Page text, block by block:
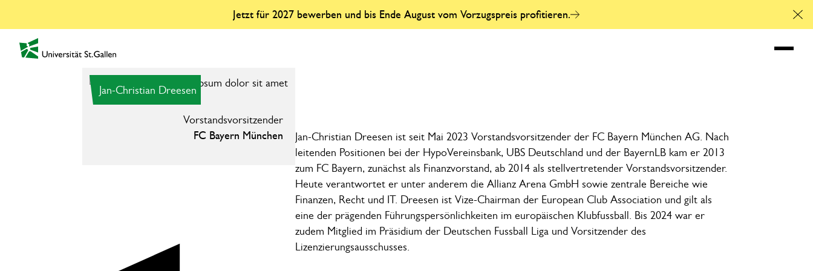
Jetzt für 2027 bewerben und bis Ende August vom Vorzugspreis profitieren.
zur Startseite
Jan-Christian Dreesen
Vorstands­vorsitzender
FC Bayern München
Jan-Christian Dreesen ist seit Mai 2023 Vorstandsvorsitzender der FC Bayern München AG. Nach
leitenden Positionen bei der HypoVereinsbank, UBS Deutschland und der BayernLB kam er 2013
zum FC Bayern, zunächst als Finanzvorstand, ab 2014 als stellvertretender Vorstandsvorsitzender.
Heute verantwortet er unter anderem die Allianz Arena GmbH sowie zentrale Bereiche wie
Finanzen, Recht und IT. Dreesen ist Vize-Chairman der European Club Association und gilt als
eine der prägenden Führungspersönlichkeiten im europäischen Klubfussball. Bis 2024 war er
zudem Mitglied im Präsidium der Deutschen Fussball Liga und Vorsitzender des
Lizenzierungsausschusses.